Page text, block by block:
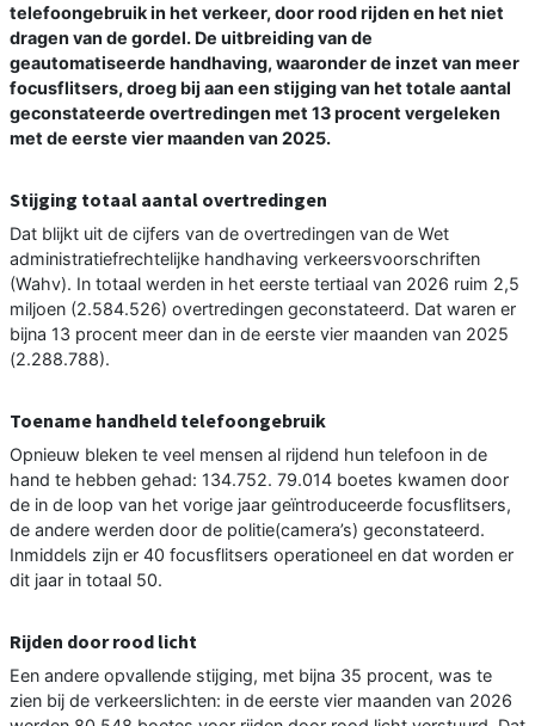
telefoongebruik in het verkeer, door rood rijden en het niet
dragen van de gordel. De uitbreiding van de
geautomatiseerde handhaving, waaronder de inzet van meer
focusflitsers, droeg bij aan een stijging van het totale aantal
geconstateerde overtredingen met 13 procent vergeleken
met de eerste vier maanden van 2025.
Stijging totaal aantal overtredingen
Dat blijkt uit de cijfers van de overtredingen van de Wet
administratiefrechtelijke handhaving verkeersvoorschriften
(Wahv). In totaal werden in het eerste tertiaal van 2026 ruim 2,5
miljoen (2.584.526) overtredingen geconstateerd. Dat waren er
bijna 13 procent meer dan in de eerste vier maanden van 2025
(2.288.788).
Toename handheld telefoongebruik
Opnieuw bleken te veel mensen al rijdend hun telefoon in de
hand te hebben gehad: 134.752. 79.014 boetes kwamen door
de in de loop van het vorige jaar geïntroduceerde focusflitsers,
de andere werden door de politie(camera’s) geconstateerd.
Inmiddels zijn er 40 focusflitsers operationeel en dat worden er
dit jaar in totaal 50.
Rijden door rood licht
Een andere opvallende stijging, met bijna 35 procent, was te
zien bij de verkeerslichten: in de eerste vier maanden van 2026